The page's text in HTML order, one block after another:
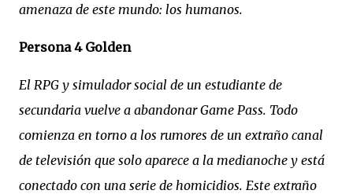
amenaza de este mundo: los humanos.
Persona 4 Golden
El RPG y simulador social de un estudiante de
secundaria vuelve a abandonar Game Pass. Todo
comienza en torno a los rumores de un extraño canal
de televisión que solo aparece a la medianoche y está
conectado con una serie de homicidios. Este extraño